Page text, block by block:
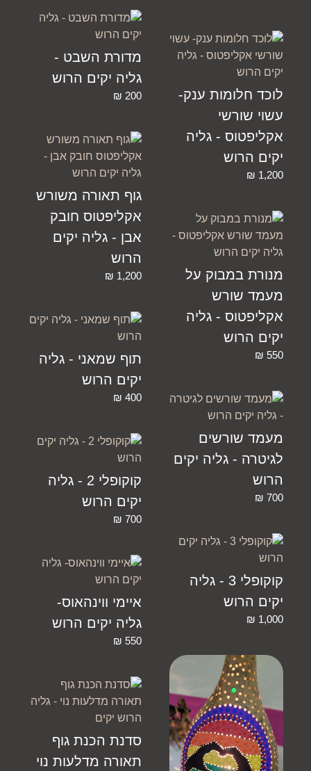
מדורת השבט -
גליה יקים הרוש
200
₪
לוכד חלומות ענק-
עשוי שורשי
אקליפטוס - גליה
יקים הרוש
1,200
₪
גוף תאורה משורש
אקליפטוס חובק
אבן - גליה יקים
הרוש
1,200
₪
מנורת במבוק על
מעמד שורש
אקליפטוס - גליה
יקים הרוש
550
₪
תוף שמאני - גליה
יקים הרוש
400
₪
מעמד שורשים
לגיטרה - גליה יקים
הרוש
700
₪
קוקופלי 2 - גליה
יקים הרוש
700
₪
קוקופלי 3 - גליה
יקים הרוש
1,000
₪
איימי ווינהאוס-
גליה יקים הרוש
550
₪
סדנת הכנת גוף
תאורה מדלעות נוי